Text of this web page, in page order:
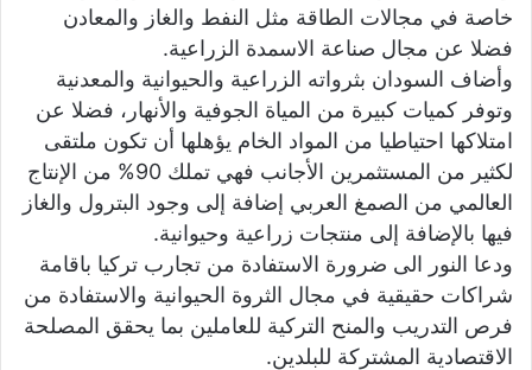
خاصة في مجالات الطاقة مثل النفط والغاز والمعادن
فضلا عن مجال صناعة الاسمدة الزراعية.
وأضاف السودان بثرواته الزراعية والحيوانية والمعدنية
وتوفر كميات كبيرة من المياة الجوفية والأنهار، فضلا عن
امتلاكها احتياطيا من المواد الخام يؤهلها أن تكون ملتقى
لكثير من المستثمرين الأجانب فهي تملك 90% من الإنتاج
العالمي من الصمغ العربي إضافة إلى وجود البترول والغاز
فيها بالإضافة إلى منتجات زراعية وحيوانية.
ودعا النور الى ضرورة الاستفادة من تجارب تركيا باقامة
شراكات حقيقية في مجال الثروة الحيوانية والاستفادة من
فرص التدريب والمنح التركية للعاملين بما يحقق المصلحة
الاقتصادية المشتركة للبلدين.